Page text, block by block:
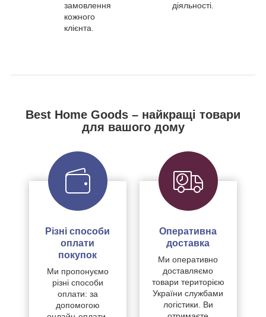
замовлення
кожного
клієнта.
діяльності.
Best Home Goods – найкращі товари
для вашого дому
Різні способи
оплати
покупок
Ми пропонуємо
різні способи
оплати: за
допомогою
Оперативна
доставка
Ми оперативно
доставляємо
товари територією
України службами
логістики. Ви